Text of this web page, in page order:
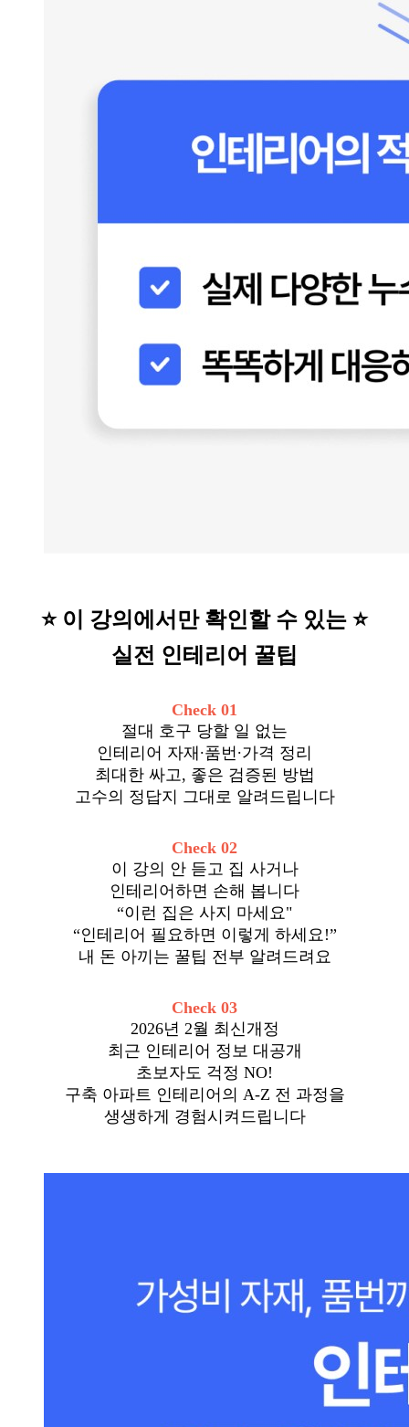
⭐️ 이 강의에서만 확인할 수 있는 ⭐️
실전 인테리어 꿀팁
Check 01
절대 호구 당할 일 없는
인테리어 자재∙품번∙가격 정리
최대한 싸고, 좋은 검증된 방법
고수의 정답지 그대로 알려드립니다
Check 02
이 강의 안 듣고 집 사거나
인테리어하면 손해 봅니다
“이런 집은 사지 마세요"
“인테리어 필요하면 이렇게 하세요!”
내 돈 아끼는 꿀팁 전부 알려드려요
Check 03
2026년 2월 최신개정
최근 인테리어 정보 대공개
초보자도 걱정 NO!
구축 아파트 인테리어의 A-Z 전 과정을
생생하게 경험시켜드립니다